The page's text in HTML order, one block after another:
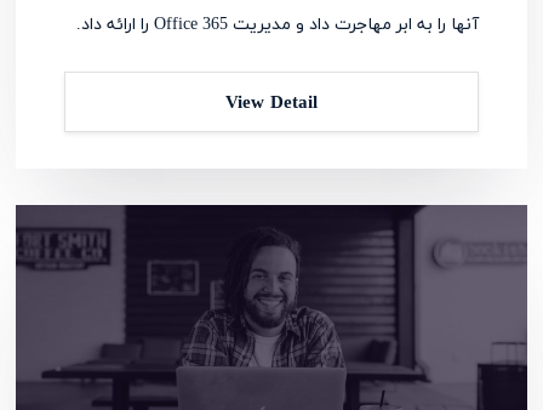
آنها را به ابر مهاجرت داد و مدیریت Office 365 را ارائه داد.
View Detail